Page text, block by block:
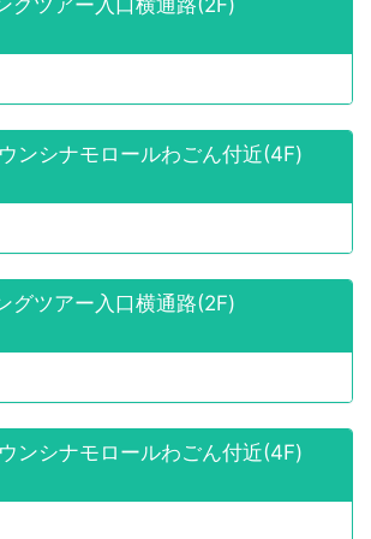
ンシナモロールわごん付近(4F)
グツアー入口横通路(2F)
ンシナモロールわごん付近(4F)